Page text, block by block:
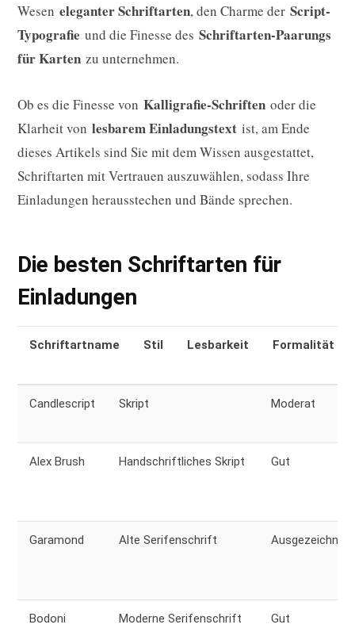
Wesen eleganter Schriftarten, den Charme der Script-
Typografie und die Finesse des Schriftarten-Paarungs
für Karten zu unternehmen.
Ob es die Finesse von Kalligrafie-Schriften oder die
Klarheit von lesbarem Einladungstext ist, am Ende
dieses Artikels sind Sie mit dem Wissen ausgestattet,
Schriftarten mit Vertrauen auszuwählen, sodass Ihre
Einladungen herausstechen und Bände sprechen.
Die besten Schriftarten für
Einladungen
Schriftartname Stil Lesbarkeit Formalität
Candlescript Skript Moderat
Alex Brush Handschriftliches Skript Gut
Garamond Alte Serifenschrift Ausgezeichnet
Bodoni Moderne Serifenschrift Gut